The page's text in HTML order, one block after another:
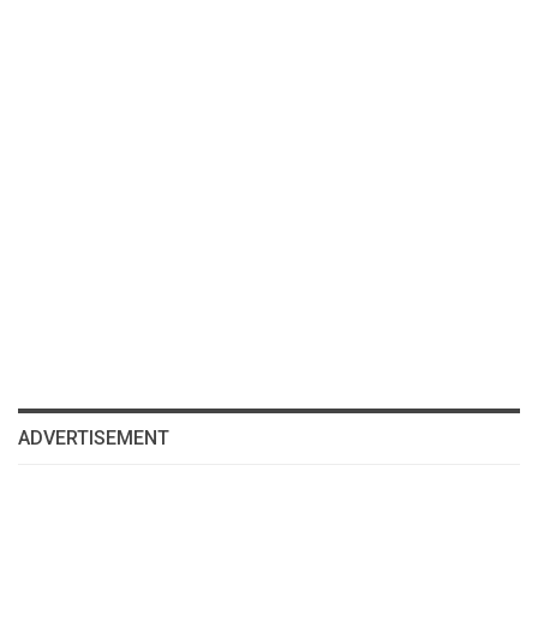
ADVERTISEMENT